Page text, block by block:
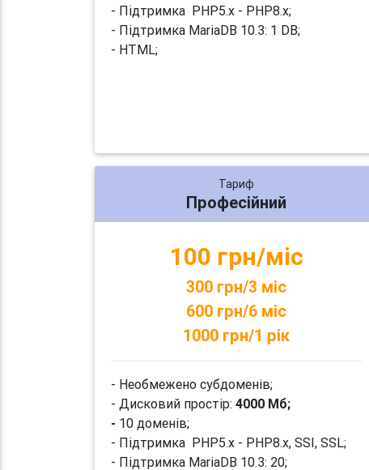
- Підтримка PHP5.x - PHP8.x;
- Підтримка MariaDB 10.3: 1 DB;
- HTML;
Тариф
Професійний
100 грн/міс
300 грн/3 міс
600 грн/6 міс
1000 грн/1 рік
- Необмежено субдоменів;
- Дисковий простір: 4000 Мб;
- 10 доменів;
- Підтримка PHP5.x - PHP8.x, SSI, SSL;
- Підтримка MariaDB 10.3: 20;